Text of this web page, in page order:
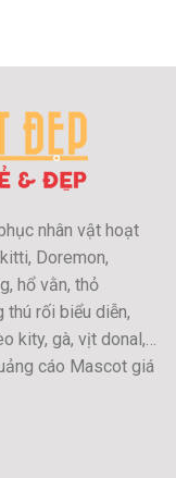
nhân vật hoạt
Doremon,
hổ vằn, thỏ
thú rối biểu diễn,
kity, gà, vịt donal,…
cáo Mascot giá